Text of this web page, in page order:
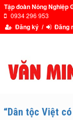
Tập đoàn Nông Nghiệp
0934 296 953
Đăng ký / Đăng
“Dân tộc Việt